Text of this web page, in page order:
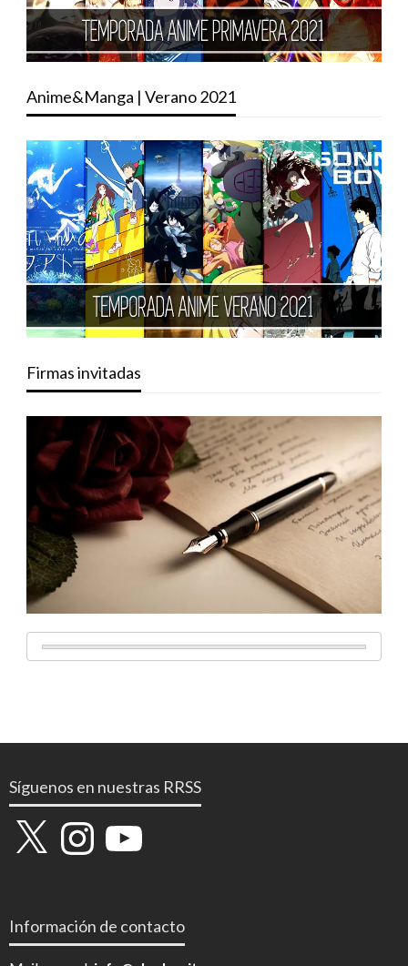
Anime&Manga | Verano 2021
Firmas invitadas
Síguenos en nuestras RRSS
X InstagramYouTube
Información de contacto